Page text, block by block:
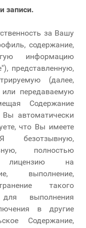
записи.
за Вашу
содержание,
информацию
представленную,
(далее,
или передаваемую
Содержание
Вы автоматически
что Вы имеете
безотзывную,
полностью
лицензию на
выполнение,
такого
для выполнения
в другие
Содержание,